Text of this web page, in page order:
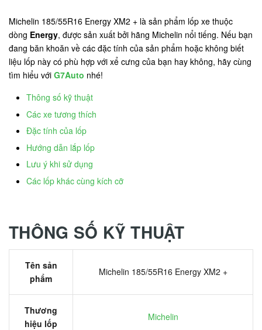
Michelin 185/55R16 Energy XM2 + là sản phẩm lốp xe thuộc
dòng Energy, được sản xuất bởi hãng Michelin nổi tiếng. Nếu bạn
đang băn khoăn về các đặc tính của sản phẩm hoặc không biết
liệu lốp này có phù hợp với xể cưng của bạn hay không, hãy cùng
tìm hiểu với G7Auto nhé!
Thông số kỹ thuật
Các xe tương thích
Đặc tính của lốp
Hướng dẫn lắp lốp
Lưu ý khi sử dụng
Các lốp khác cùng kích cỡ
THÔNG SỐ KỸ THUẬT
Tên sản
phẩm
Michelin 185/55R16 Energy XM2 +
Thương
hiệu lốp
Michelin